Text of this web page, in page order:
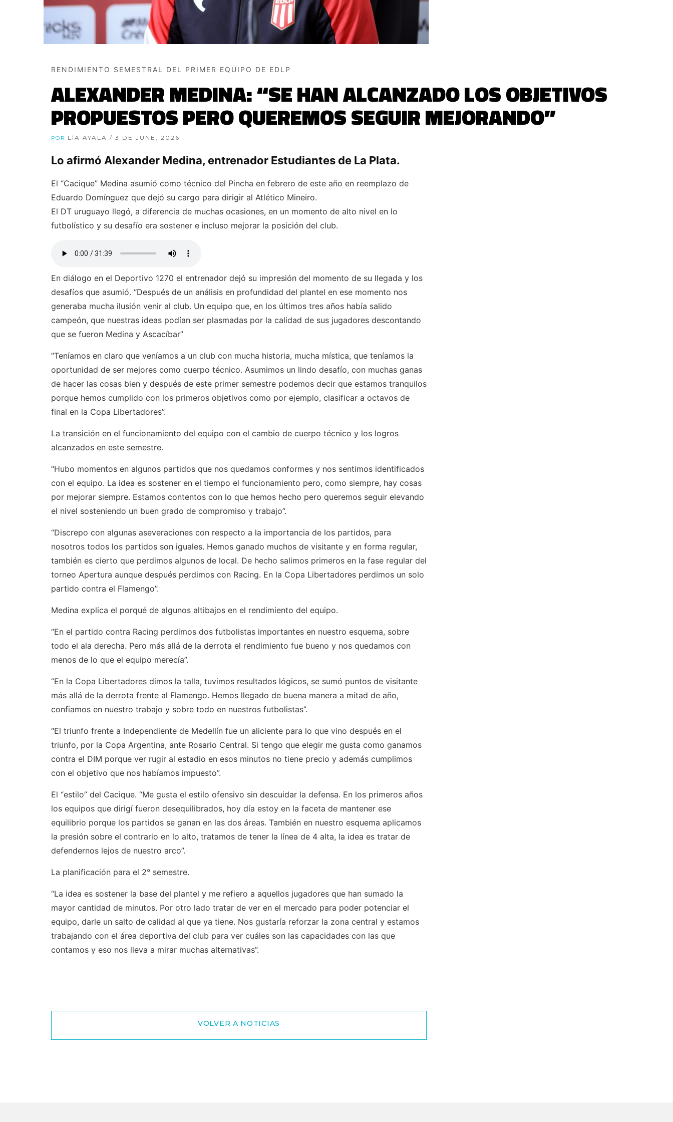
RENDIMIENTO SEMESTRAL DEL PRIMER EQUIPO DE EDLP
ALEXANDER MEDINA: “SE HAN ALCANZADO LOS OBJETIVOS
PROPUESTOS PERO QUEREMOS SEGUIR MEJORANDO”
POR LÍA AYALA / 3 DE JUNE, 2026
Lo afirmó Alexander Medina, entrenador Estudiantes de La Plata.
El “Cacique” Medina asumió como técnico del Pincha en febrero de este año en reemplazo de
Eduardo Domínguez que dejó su cargo para dirigir al Atlético Mineiro.
El DT uruguayo llegó, a diferencia de muchas ocasiones, en un momento de alto nivel en lo
futbolístico y su desafío era sostener e incluso mejorar la posición del club.
En diálogo en el Deportivo 1270 el entrenador dejó su impresión del momento de su llegada y los
desafíos que asumió. “Después de un análisis en profundidad del plantel en ese momento nos
generaba mucha ilusión venir al club. Un equipo que, en los últimos tres años había salido
campeón, que nuestras ideas podían ser plasmadas por la calidad de sus jugadores descontando
que se fueron Medina y Ascacíbar”
“Teníamos en claro que veníamos a un club con mucha historia, mucha mística, que teníamos la
oportunidad de ser mejores como cuerpo técnico. Asumimos un lindo desafío, con muchas ganas
de hacer las cosas bien y después de este primer semestre podemos decir que estamos tranquilos
porque hemos cumplido con los primeros objetivos como por ejemplo, clasificar a octavos de
final en la Copa Libertadores”.
La transición en el funcionamiento del equipo con el cambio de cuerpo técnico y los logros
alcanzados en este semestre.
“Hubo momentos en algunos partidos que nos quedamos conformes y nos sentimos identificados
con el equipo. La idea es sostener en el tiempo el funcionamiento pero, como siempre, hay cosas
por mejorar siempre. Estamos contentos con lo que hemos hecho pero queremos seguir elevando
el nivel sosteniendo un buen grado de compromiso y trabajo”.
“Discrepo con algunas aseveraciones con respecto a la importancia de los partidos, para
nosotros todos los partidos son iguales. Hemos ganado muchos de visitante y en forma regular,
también es cierto que perdimos algunos de local. De hecho salimos primeros en la fase regular del
torneo Apertura aunque después perdimos con Racing. En la Copa Libertadores perdimos un solo
partido contra el Flamengo”.
Medina explica el porqué de algunos altibajos en el rendimiento del equipo.
“En el partido contra Racing perdimos dos futbolistas importantes en nuestro esquema, sobre
todo el ala derecha. Pero más allá de la derrota el rendimiento fue bueno y nos quedamos con
menos de lo que el equipo merecía”.
“En la Copa Libertadores dimos la talla, tuvimos resultados lógicos, se sumó puntos de visitante
más allá de la derrota frente al Flamengo. Hemos llegado de buena manera a mitad de año,
confiamos en nuestro trabajo y sobre todo en nuestros futbolistas”.
“El triunfo frente a Independiente de Medellín fue un aliciente para lo que vino después en el
triunfo, por la Copa Argentina, ante Rosario Central. Si tengo que elegir me gusta como ganamos
contra el DIM porque ver rugir al estadio en esos minutos no tiene precio y además cumplimos
con el objetivo que nos habíamos impuesto”.
El “estilo” del Cacique. “Me gusta el estilo ofensivo sin descuidar la defensa. En los primeros años
los equipos que dirigí fueron desequilibrados, hoy día estoy en la faceta de mantener ese
equilibrio porque los partidos se ganan en las dos áreas. También en nuestro esquema aplicamos
la presión sobre el contrario en lo alto, tratamos de tener la línea de 4 alta, la idea es tratar de
defendernos lejos de nuestro arco”.
La planificación para el 2° semestre.
“La idea es sostener la base del plantel y me refiero a aquellos jugadores que han sumado la
mayor cantidad de minutos. Por otro lado tratar de ver en el mercado para poder potenciar el
equipo, darle un salto de calidad al que ya tiene. Nos gustaría reforzar la zona central y estamos
trabajando con el área deportiva del club para ver cuáles son las capacidades con las que
contamos y eso nos lleva a mirar muchas alternativas”.
VOLVER A NOTICIAS